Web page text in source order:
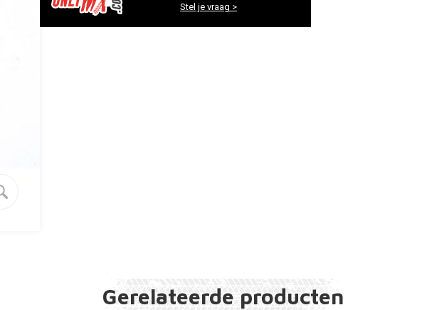
Stel je vraag >
Gerelateerde producten